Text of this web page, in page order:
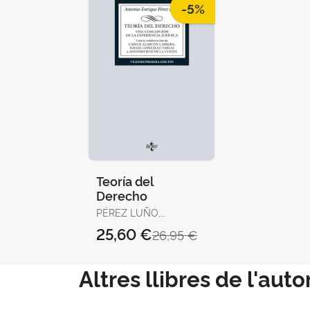
-5%
Teoría del
Derecho
PÉREZ LUÑO,
26,95 €
25,60 €
Altres llibres de